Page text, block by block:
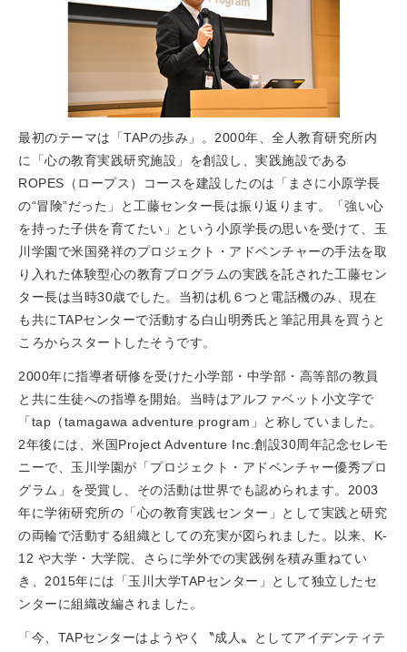
最初のテーマは「TAPの歩み」。2000年、全人教育研究所内
に「心の教育実践研究施設」を創設し、実践施設である
ROPES（ロープス）コースを建設したのは「まさに小原学長
の“冒険”だった」と工藤センター長は振り返ります。「強い心
を持った子供を育てたい」という小原学長の思いを受けて、玉
川学園で米国発祥のプロジェクト・アドベンチャーの手法を取
り入れた体験型心の教育プログラムの実践を託された工藤セン
ター長は当時30歳でした。当初は机６つと電話機のみ、現在
も共にTAPセンターで活動する白山明秀氏と筆記用具を買うと
ころからスタートしたそうです。
2000年に指導者研修を受けた小学部・中学部・高等部の教員
と共に生徒への指導を開始。当時はアルファベット小文字で
「tap（tamagawa adventure program」と称していました。
2年後には、米国Project Adventure Inc.創設30周年記念セレモ
ニーで、玉川学園が「プロジェクト・アドベンチャー優秀プロ
グラム」を受賞し、その活動は世界でも認められます。2003
年に学術研究所の「心の教育実践センター」として実践と研究
の両輪で活動する組織としての充実が図られました。以来、K-
12 や大学・大学院、さらに学外での実践例を積み重ねてい
き、2015年には「玉川大学TAPセンター」として独立したセ
ンターに組織改編されました。
「今、TAPセンターはようやく〝成人〟としてアイデンティテ